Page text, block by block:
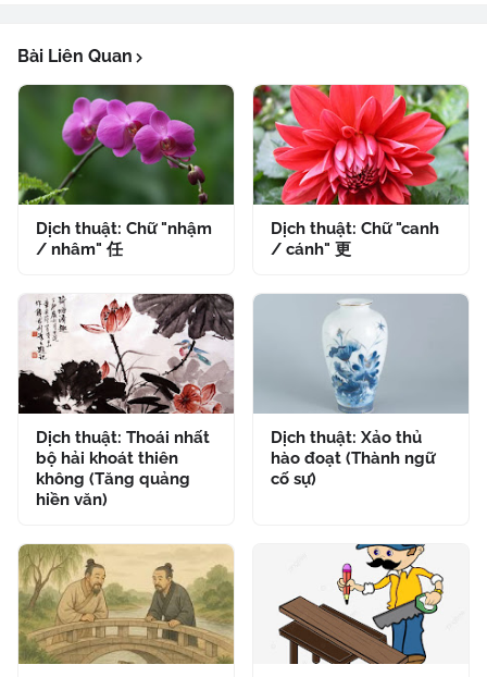
Bài Liên Quan
Dịch thuật: Chữ "nhậm
/ nhâm" 任
Dịch thuật: Chữ "canh
/ cánh" 更
Dịch thuật: Thoái nhất
bộ hải khoát thiên
không (Tăng quảng
hiền văn)
Dịch thuật: Xảo thủ
hào đoạt (Thành ngữ
cố sự)